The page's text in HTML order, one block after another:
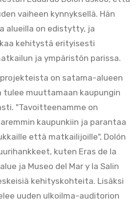
vaiheen kynnyksellä. Hän
alueilla on edistytty, ja
kehitystä erityisesti
ja ympäristön parissa.
on satama-alueen
tulee muuttamaan kaupungin
"Tavoitteenamme on
kaupunkiin ja parantaa
että matkailijoille", Dolón
kuten Eras de la
ja Museo del Mar y la Salin
kehityskohteita. Lisäksi
uuden ulkoilma-auditorion